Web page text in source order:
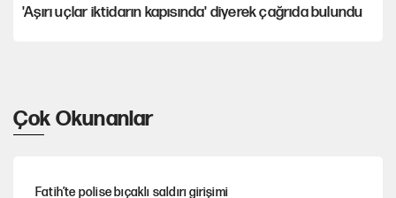
'Aşırı uçlar iktidarın kapısında' diyerek çağrıda bulundu
Çok Okunanlar
Fatih’te polise bıçaklı saldırı girişimi